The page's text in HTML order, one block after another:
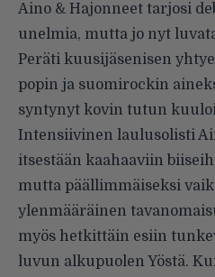
Aino & Hajonneet tarjosi
unelmia, mutta jo nyt
Peräti kuusijäsenisen
popin ja suomirockin
syntynyt kovin tutun
Intensiivinen laulusolisti
itsestään kaahaaviin
mutta päällimmäiseksi
ylenmääräinen
myös hetkittäin esiin
luvun alkupuolen Yöstä.